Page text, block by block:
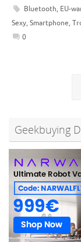
Bluetooth, EU-
Sexy, Smartphone,
0
Geekbuying